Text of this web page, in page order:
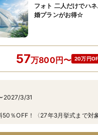
フォト 二人だけでハ
婚プランがお得☆
57万800円〜 20万円
2027/3/31
50％OFF！〈27年3月挙式まで対象